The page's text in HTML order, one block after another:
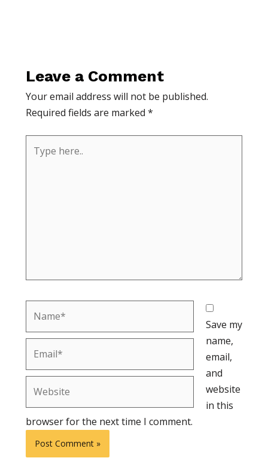
Leave a Comment
Your email address will not be published.
Required fields are marked *
here..
Save my
name,
email,
and
website
in this
browser for the next time I comment.